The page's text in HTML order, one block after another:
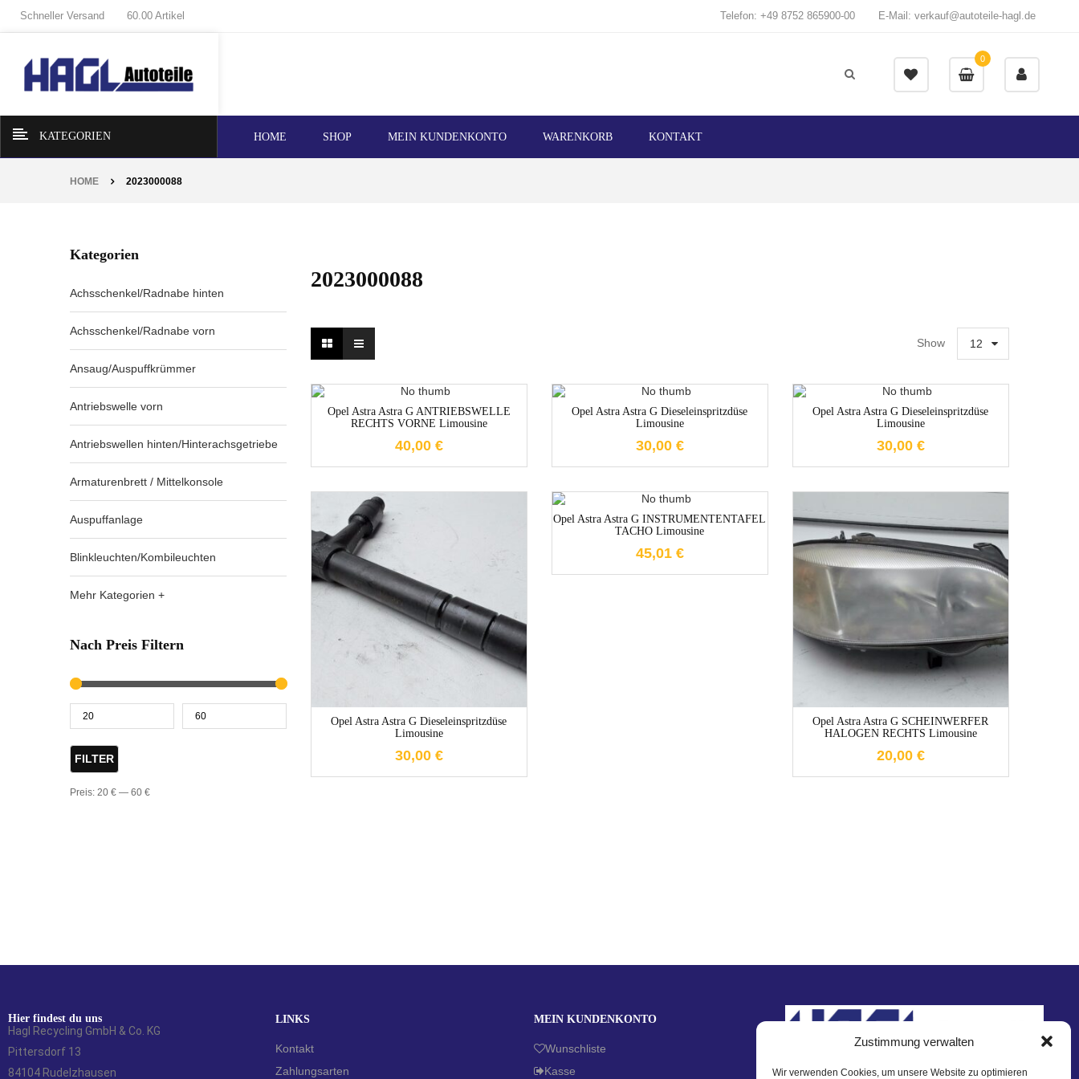
Zustimmung verwalten
Wir verwenden Cookies, um unsere Website zu optimieren
Schneller Versand 60.00 Artikel Telefon: +49 8752 865900-00 E-Mail: verkauf@autoteile-hagl.de
0
KATEGORIEN HOME SHOP MEIN KUNDENKONTO WARENKORB KONTAKT
HOME 2023000088
Kategorien
Achsschenkel/Radnabe hinten
Achsschenkel/Radnabe vorn
Ansaug/Auspuffkrümmer
Antriebswelle vorn
Antriebswellen hinten/Hinterachsgetriebe
Armaturenbrett / Mittelkonsole
Auspuffanlage
Blinkleuchten/Kombileuchten
Mehr Kategorien +
Nach Preis Filtern
FILTER
Preis: 20 € — 60 €
2023000088
Show 12
Opel Astra Astra G ANTRIEBSWELLE
RECHTS VORNE Limousine
40,00 €
1-3 Werktage
Opel Astra Astra G Dieseleinspritzdüse
Limousine
30,00 €
1-3 Werktage
Opel Astra Astra G Dieseleinspritzdüse
Limousine
30,00 €
1-3 Werktage
Opel Astra Astra G Dieseleinspritzdüse
Limousine
30,00 €
1-3 Werktage
Opel Astra Astra G INSTRUMENTENTAFEL
TACHO Limousine
45,01 €
1-3 Werktage
Opel Astra Astra G SCHEINWERFER
HALOGEN RECHTS Limousine
20,00 €
1-3 Werktage
Hier findest du uns
Hagl Recycling GmbH & Co. KG
Pittersdorf 13
84104 Rudelzhausen
LINKS
Kontakt
Zahlungsarten
MEIN KUNDENKONTO
Wunschliste
Kasse